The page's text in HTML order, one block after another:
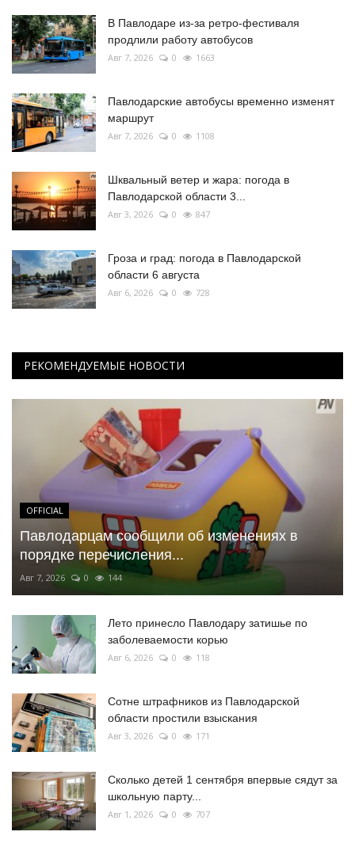
В Павлодаре из-за ретро-фестиваля
продлили работу автобусов
Авг 7, 2026 0 1663
Павлодарские автобусы временно изменят
маршрут
Авг 7, 2026 0 1108
Шквальный ветер и жара: погода в
Павлодарской области 3...
Авг 3, 2026 0 847
Гроза и град: погода в Павлодарской
области 6 августа
Авг 6, 2026 0 728
РЕКОМЕНДУЕМЫЕ НОВОСТИ
OFFICIAL
Павлодарцам сообщили об изменениях в
порядке перечисления...
Авг 7, 2026 0 144
Лето принесло Павлодару затишье по
заболеваемости корью
Авг 6, 2026 0 118
Сотне штрафников из Павлодарской
области простили взыскания
Авг 3, 2026 0 171
Сколько детей 1 сентября впервые сядут за
школьную парту...
Авг 1, 2026 0 707